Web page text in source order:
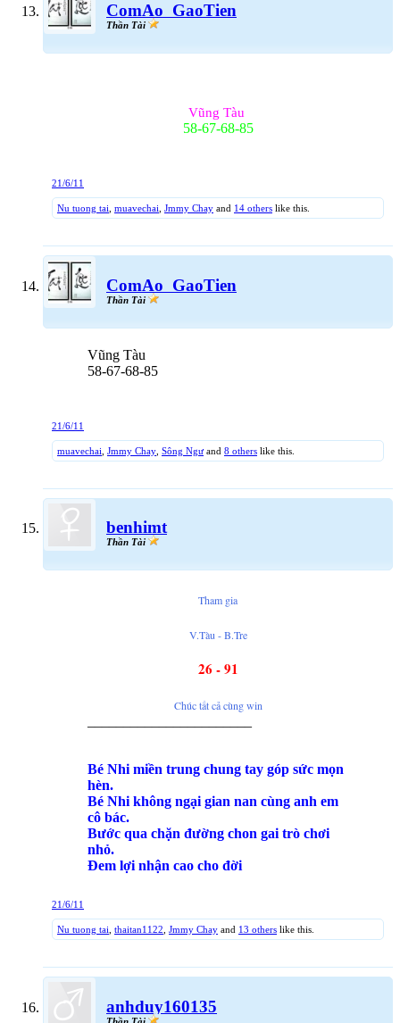
ComAo_GaoTien
Thần Tài
Vũng Tàu
58-67-68-85
21/6/11
Nu tuong tai muavechai Jmmy Chay and 14 others like this.
ComAo_GaoTien
Thần Tài
Vũng Tàu
58-67-68-85
21/6/11
muavechai Jmmy Chay Sông Ngưand 8 others like this.
benhimt
Thần Tài
Tham gia
V.Tàu - B.Tre
26 - 91
Chúc tất cả cùng win
Bé Nhi miền trung chung tay góp sức mọn
hèn.
Bé Nhi không ngại gian nan cùng anh em
cô bác.
Bước qua chặn đường chon gai trò chơi
nhỏ.
Đem lợi nhận cao cho đời
21/6/11
Nu tuong tai thaitan1122 Jmmy Chay and 13 others like this.
anhduy160135